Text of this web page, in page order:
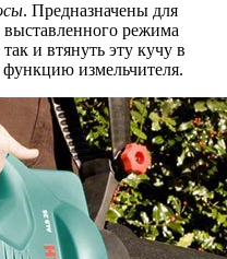
. Предназначены для
режима
и втянуть эту кучу в
измельчителя.